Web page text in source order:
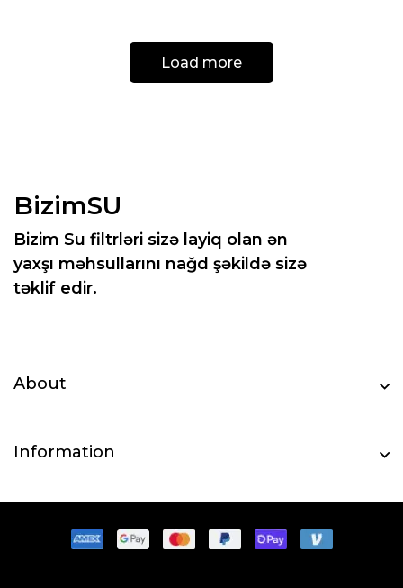
Load more
BizimSU
Bizim Su filtrləri sizə layiq olan ən
yaxşı məhsullarını nağd şəkildə sizə
təklif edir.
About
Information